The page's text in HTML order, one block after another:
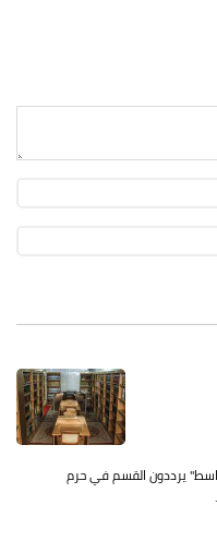
"واسط" يرددون القسم في حرم